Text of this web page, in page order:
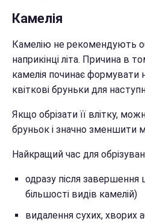
Камелія
Камелію не рекомендують
наприкінці літа. Причина в
камелія починає формувати
квіткові бруньки для
Якщо обрізати її влітку,
бруньок і значно зменшити
Найкращий час для
одразу після завершення
більшості видів камелій)
видалення сухих, хворих